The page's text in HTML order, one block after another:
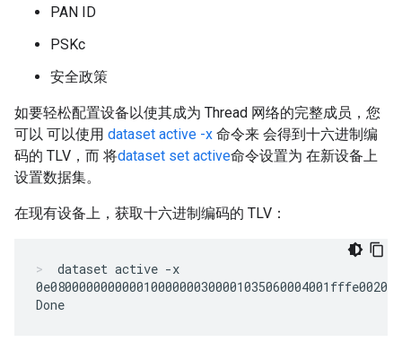
PAN ID
PSKc
安全政策
如要轻松配置设备以使其成为 Thread 网络的完整成员，您
可以 可以使用 dataset active -x 命令来 会得到十六进制编
码的 TLV，而 将dataset set active命令设置为 在新设备上
设置数据集。
在现有设备上，获取十六进制编码的 TLV：
dataset active -x